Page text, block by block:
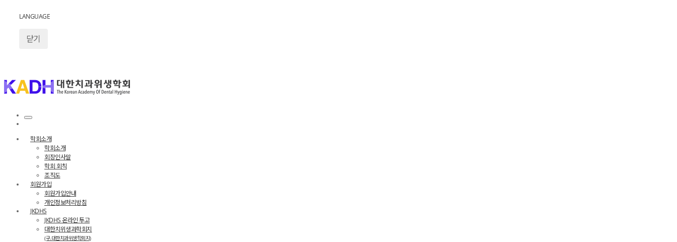
LANGUAGE
닫기
학회소개
학회소개
회장인사말
학회 회칙
조직도
회원가입
회원가입안내
개인정보처리방침
JKDHS
JKDHS 온라인 투고
대한치위생과학회지
(구.대한치과위생학회지)